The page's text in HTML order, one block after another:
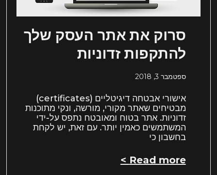
סרוק את אתר העסק שלך
להתקפות זדוניות
ספטמבר 3, 2018
אישורי אבטחה דיגיטליים (certificates)
מבטיחים שאתר מקורי, מורשה, ונקי מתוכנות
זדוניות. אתר בטוח ומאובטח נתפס על-ידי
המשתמשים כאמין יותר. עם זאת, יש לקחת
בחשבון כי
Read more >